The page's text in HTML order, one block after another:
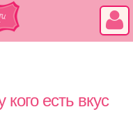
есть вкус